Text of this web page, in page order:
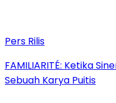
Pers Rilis
FAMILIARITÉ: Ketika
Sebuah Karya Puitis